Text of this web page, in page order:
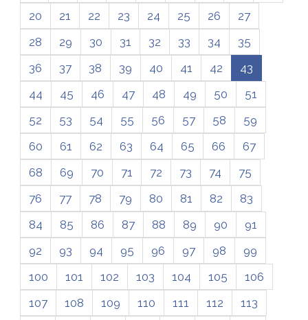
20
21 22 23 24 25 26
27
28
29 30 31 32 33 34
35
36
37 38 39 40 41 42
43
44
45 46 47 48 49 50
51
52
53 54 55 56 57 58
59
60
61 62 63 64 65 66
67
68
69 70 71 72 73 74
75
76
77 78 79 80 81 82
83
84
85 86 87 88 89 90
91
92
93 94 95 96 97 98
99
100
101 102 103 104 105
106
107
108 109 110 111 112
113